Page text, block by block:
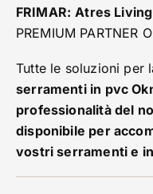
FRIMAR: Atres Living
PREMIUM PARTNER
Tutte le soluzioni per
serramenti in pvc
professionalità del
disponibile per
vostri serramenti e